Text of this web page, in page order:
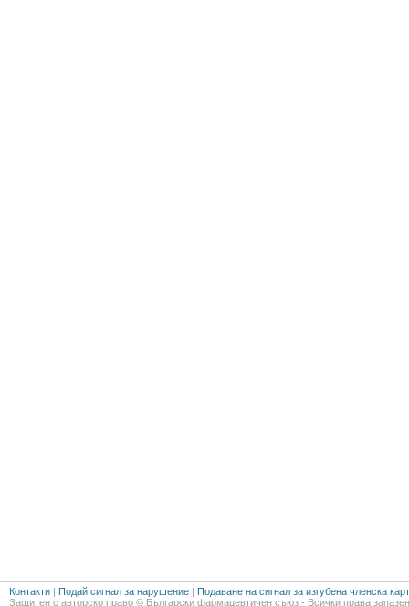
Контакти | Подай сигнал за нарушение | Подаване на сигнал за изгубена членска
Защитен с авторско право © Български фармацевтичен съюз - Всички права